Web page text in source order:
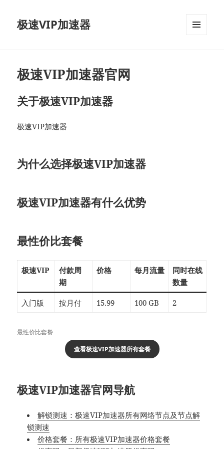
极速VIP加速器
极速VIP加速器官网
关于极速VIP加速器
极速VIP加速器
为什么选择极速VIP加速器
极速VIP加速器有什么优势
最性价比套餐
极速VIP
付款周
期
价格 每月流量
同时在线
数量
入门版 按月付 15.99 100 GB 2
最性价比套餐
查看极速VIP加速器所有套餐
极速VIP加速器官网导航
解锁测速：极速VIP加速器所有网络节点及节点解
锁测速
价格套餐：所有极速VIP加速器价格套餐